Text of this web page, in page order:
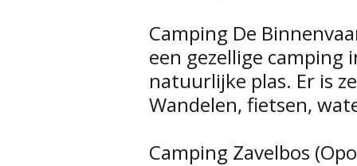
Camping De
een gezellige camping
natuurlijke plas. Er is
Wandelen, fietsen,
Camping Zavelbos